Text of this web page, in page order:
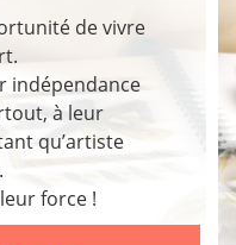
de vivre
indépendance
à leur
qu’artiste
force !